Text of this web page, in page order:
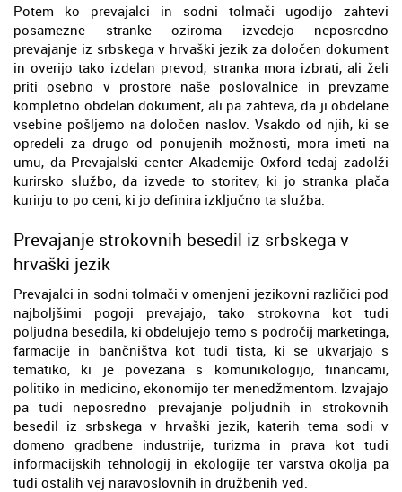
Potem ko prevajalci in sodni tolmači ugodijo zahtevi
posamezne stranke oziroma izvedejo neposredno
prevajanje iz srbskega v hrvaški jezik za določen dokument
in overijo tako izdelan prevod, stranka mora izbrati, ali želi
priti osebno v prostore naše poslovalnice in prevzame
kompletno obdelan dokument, ali pa zahteva, da ji obdelane
vsebine pošljemo na določen naslov. Vsakdo od njih, ki se
opredeli za drugo od ponujenih možnosti, mora imeti na
umu, da Prevajalski center Akademije Oxford tedaj zadolži
kurirsko službo, da izvede to storitev, ki jo stranka plača
kurirju to po ceni, ki jo definira izključno ta služba.
Prevajanje strokovnih besedil iz srbskega v
hrvaški jezik
Prevajalci in sodni tolmači v omenjeni jezikovni različici pod
najboljšimi pogoji prevajajo, tako strokovna kot tudi
poljudna besedila, ki obdelujejo temo s področij marketinga,
farmacije in bančništva kot tudi tista, ki se ukvarjajo s
tematiko, ki je povezana s komunikologijo, financami,
politiko in medicino, ekonomijo ter menedžmentom. Izvajajo
pa tudi neposredno prevajanje poljudnih in strokovnih
besedil iz srbskega v hrvaški jezik, katerih tema sodi v
domeno gradbene industrije, turizma in prava kot tudi
informacijskih tehnologij in ekologije ter varstva okolja pa
tudi ostalih vej naravoslovnih in družbenih ved.